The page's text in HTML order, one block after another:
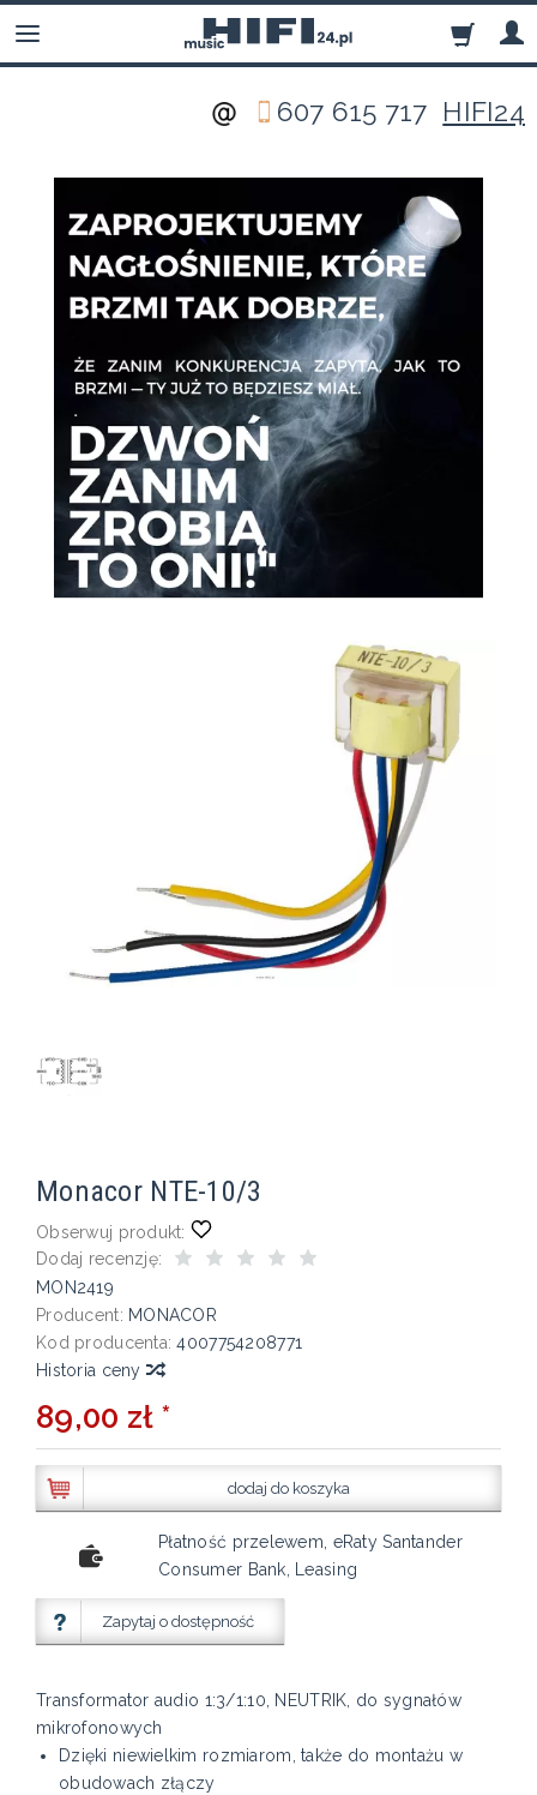
607 615 717 HIFI24
Monacor NTE-10/3
Obserwuj produkt:
Dodaj recenzję:
MON2419
Producent: MONACOR
Kod producenta: 4007754208771
Historia ceny
89,00 zł *
dodaj do koszyka
Płatność przelewem, eRaty Santander
Consumer Bank, Leasing
Zapytaj o dostępność
Transformator audio 1:3/1:10, NEUTRIK, do sygnałów
mikrofonowych
Dzięki niewielkim rozmiarom, także do montażu w
obudowach złączy